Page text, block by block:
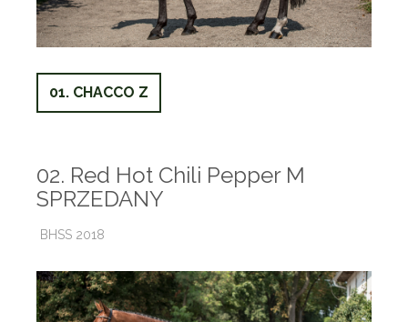
01. CHACCO Z
02. Red Hot Chili Pepper M
SPRZEDANY
BHSS 2018